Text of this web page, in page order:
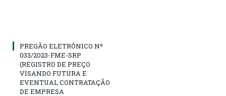
PREGÃO ELETRÔNICO Nº
033/2023-FME-SRP
(REGISTRO DE PREÇO
VISANDO FUTURA E
EVENTUAL CONTRATAÇÃO
DE EMPRESA